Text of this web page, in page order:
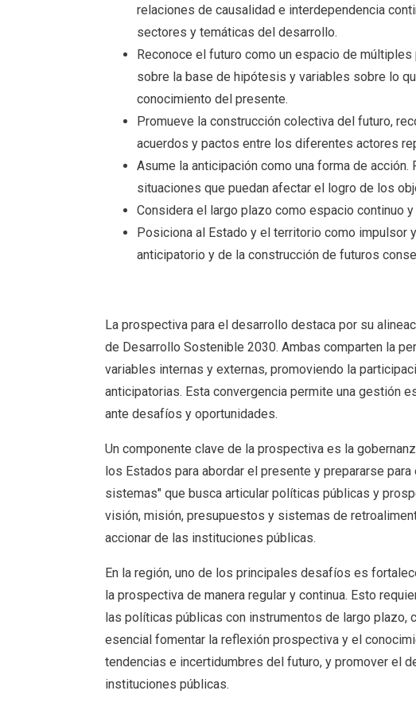
relaciones de causalidad e interdependencia
sectores y temáticas del desarrollo.
Reconoce el futuro como un espacio de
sobre la base de hipótesis y variables sobre lo
conocimiento del presente.
Promueve la construcción colectiva del futuro,
acuerdos y pactos entre los diferentes actores
Asume la anticipación como una forma de
situaciones que puedan afectar el logro de los
Considera el largo plazo como espacio continuo
Posiciona al Estado y el territorio como impulsor
anticipatorio y de la construcción de futuros
La prospectiva para el desarrollo destaca por su
de Desarrollo Sostenible 2030. Ambas comparten la
variables internas y externas, promoviendo la
anticipatorias. Esta convergencia permite una gestión
ante desafíos y oportunidades.
Un componente clave de la prospectiva es la
los Estados para abordar el presente y prepararse
sistemas" que busca articular políticas públicas y
visión, misión, presupuestos y sistemas de
accionar de las instituciones públicas.
En la región, uno de los principales desafíos es
la prospectiva de manera regular y continua. Esto
las políticas públicas con instrumentos de largo plazo,
esencial fomentar la reflexión prospectiva y el
tendencias e incertidumbres del futuro, y promover el
instituciones públicas.